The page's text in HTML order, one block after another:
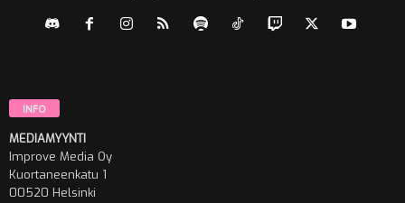
INFO
MEDIAMYYNTI
Improve Media Oy
Kuortaneenkatu 1
00520 Helsinki